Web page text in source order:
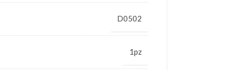
D0502
1pz